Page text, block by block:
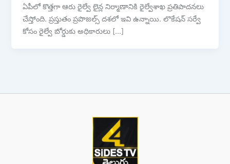
ఏపీలో కొత్తగా ఆరు రైల్వే లైన్ల నిర్మాణానికి రైల్వేశాఖ ప్రతిపాదనలు
చేస్తోంది. ప్రస్తుతం ప్రపొజల్స్ దశలో ఇవి ఉన్నాయి. లొకేషన్ సర్వే
కోసం రైల్వే బోర్డుకు అధికారులు […]